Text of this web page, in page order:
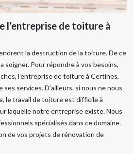
l’entreprise de toiture à
la destruction de la toiture. De ce
soigner. Pour répondre à vos besoins,
l’entreprise de toiture à Certines,
services. D’ailleurs, si nous ne nous
le travail de toiture est difficile à
laquelle notre entreprise existe. Nous
spécialisés dans ce domaine.
de vos projets de rénovation de